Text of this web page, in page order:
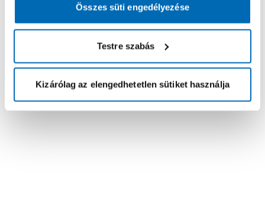
Összes süti engedélyezése
Testre szabás
Kizárólag az elengedhetetlen sütiket használja